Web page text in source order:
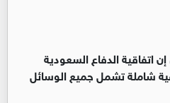
الدفاع السعودية
شاملة تشمل جميع الوسائل